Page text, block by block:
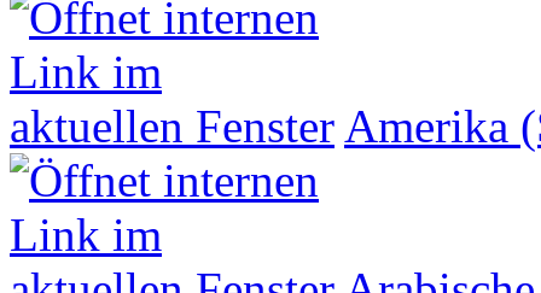
Amerika